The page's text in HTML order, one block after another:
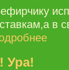
в
Ура!